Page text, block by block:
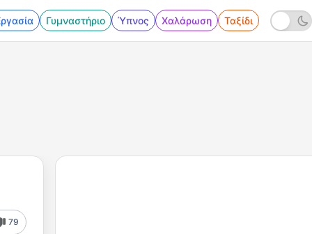
Γυμναστήριο Ύπνος Χαλάρωση Ταξίδι
79